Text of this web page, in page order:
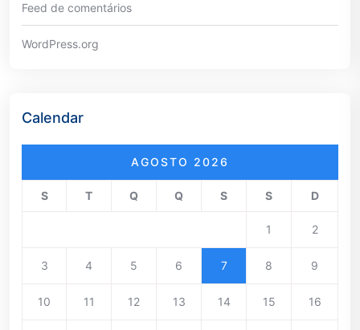
Feed de comentários
WordPress.org
Calendar
AGOSTO 2026
S T Q Q S S D
1 2
3 4 5 6 7 8 9
10 11 12 13 14 15 16